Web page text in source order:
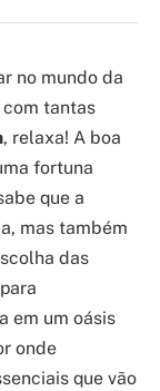
no mundo da
tantas
, relaxa! A boa
fortuna
que a
mas também
das
em um oásis
onde
que vão